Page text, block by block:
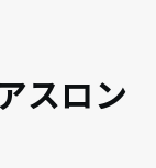
スロン